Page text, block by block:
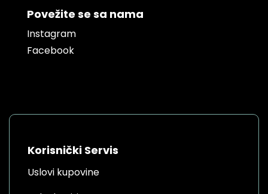
Povežite se sa nama
Instagram
Facebook
Korisnički Servis
Uslovi kupovine